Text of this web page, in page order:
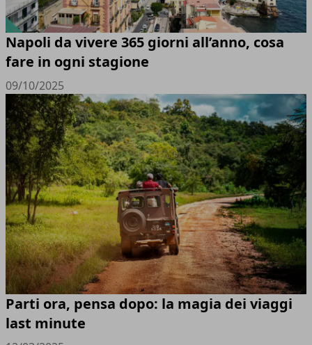
Napoli da vivere 365 giorni all’anno, cosa
fare in ogni stagione
09/10/2025
Parti ora, pensa dopo: la magia dei viaggi
last minute